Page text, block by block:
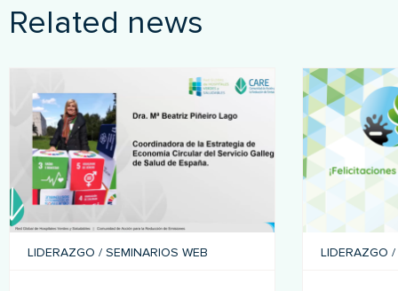
Related news
LIDERAZGO / SEMINARIOS WEB LIDERAZGO /